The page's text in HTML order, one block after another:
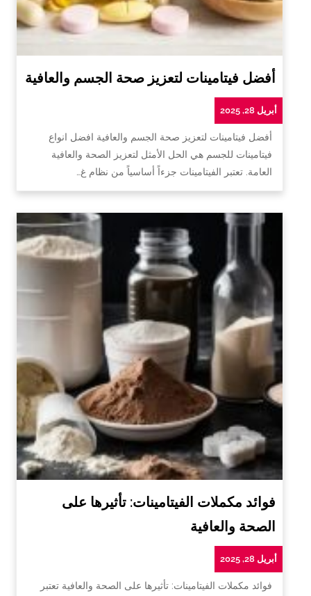
أفضل فيتامينات لتعزيز صحة الجسم والعافية
أبريل 28, 2025
أفضل فيتامينات لتعزيز صحة الجسم والعافية افضل انواع
فيتامينات للجسم هي الحل الأمثل لتعزيز الصحة والعافية
العامة. تعتبر الفيتامينات جزءاً أساسياً من نظام غ…
فوائد مكملات الفيتامينات: تأثيرها على
الصحة والعافية
أبريل 28, 2025
فوائد مكملات الفيتامينات: تأثيرها على الصحة والعافية تعتبر